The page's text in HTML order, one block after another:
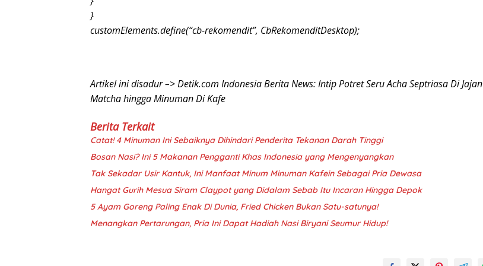
}
customElements.define(“cb-rekomendit”, CbRekomenditDesktop);
Artikel ini disadur –> Detik.com Indonesia Berita News: Intip Potret Seru Acha Septriasa Di Jajan
Matcha hingga Minuman Di Kafe
Berita Terkait
Catat! 4 Minuman Ini Sebaiknya Dihindari Penderita Tekanan Darah Tinggi
Bosan Nasi? Ini 5 Makanan Pengganti Khas Indonesia yang Mengenyangkan
Tak Sekadar Usir Kantuk, Ini Manfaat Minum Minuman Kafein Sebagai Pria Dewasa
Hangat Gurih Mesua Siram Claypot yang Didalam Sebab Itu Incaran Hingga Depok
5 Ayam Goreng Paling Enak Di Dunia, Fried Chicken Bukan Satu-satunya!
Menangkan Pertarungan, Pria Ini Dapat Hadiah Nasi Biryani Seumur Hidup!